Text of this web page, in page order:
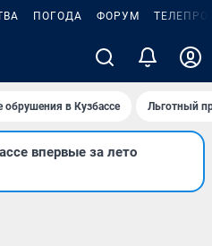
ПОГОДА ФОРУМ
обрушения в Кузбассе Льготный
впервые за лето